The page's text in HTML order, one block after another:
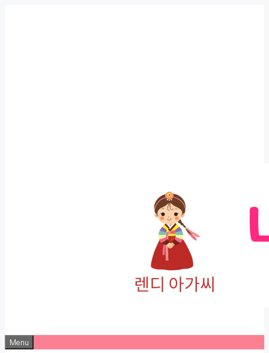
Menu